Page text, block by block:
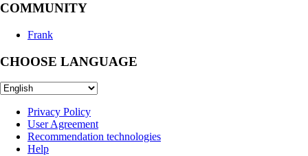
COMMUNITY
Frank
CHOOSE LANGUAGE
Privacy Policy
User Agreement
Recommendation technologies
Help